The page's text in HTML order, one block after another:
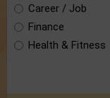
Career / Job
Finance
Health & Fitness